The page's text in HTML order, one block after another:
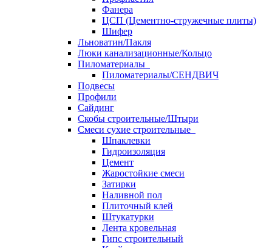
Фанера
ЦСП (Цементно-стружечные плиты)
Шифер
Льноватин/Пакля
Люки канализационные/Кольцо
Пиломатериалы
Пиломатериалы/СЕНДВИЧ
Подвесы
Профили
Сайдинг
Скобы строительные/Штыри
Смеси сухие строительные
Шпаклевки
Гидроизоляция
Цемент
Жаростойкие смеси
Затирки
Наливной пол
Плиточный клей
Штукатурки
Лента кровельная
Гипс строительный